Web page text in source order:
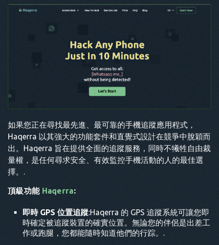
如果您正在尋找最先進、最可靠的手機追蹤應用程式，
Haqerra 以其強大的功能套件和直覺式設計在競爭中脫穎而
出。Haqerra 旨在提供全面的追蹤服務，同時不犧牲自由裁
量權，是任何尋求安全、有效監控手機活動的人的最佳選
擇。.
頂級功能 Haqerra:
即時 GPS 位置追蹤:Haqerra 的 GPS 追蹤系統可讓您即
時確定被追蹤裝置的確實位置。無論您的伴侶是出差工
作或跑腿，您都能隨時知道他們的行踪。.